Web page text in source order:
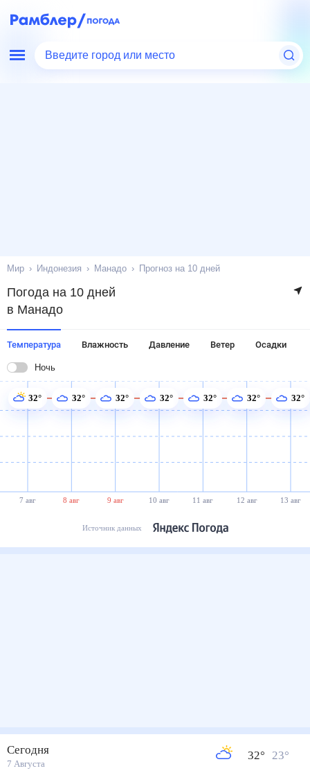
Введите город или место
Мир Индонезия Манадо Прогноз на 10 дней
Погода на 10 дней
в Манадо
Температура Влажность Давление Ветер Осадки
Ночь
7 авг 8 авг 9 авг 10 авг 11 авг 12 авг 13 авг
32° 32° 32° 32° 32° 32° 32°
Источник данных
Сегодня
7 Августа
32° 23°